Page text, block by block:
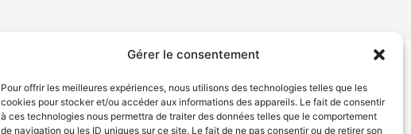
Gérer le consentement
Pour offrir les meilleures expériences, nous utilisons des technologies telles que les
cookies pour stocker et/ou accéder aux informations des appareils. Le fait de consentir
à ces technologies nous permettra de traiter des données telles que le comportement
de navigation ou les ID uniques sur ce site. Le fait de ne pas consentir ou de retirer son
Déclaration de services Politique de confidentialité